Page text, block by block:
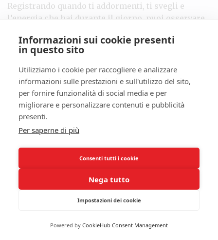
Registrando quando ti addormenti, ti svegli e
l’energia che hai durante il giorno, puoi osservare
dettagliato e informato.
sfruttare dispositivi smart per il monitoraggio del
sonno. Questi dispositivi forniscono dati in tempo
reale sulle tueabitudini di sonno, compresi i cicli
sonno profondo
, leggero e REM. I dati raccolti da
questi strumenti possono essere molto utili per la
valutazione clinica e ti danno un maggiore
controllo sulla tuasalute del sonno, permettendoti
di fare cambiamenti informati.
Strumenti diagnostici utilizzati da
professionisti
disturbo del sonno, ci sono diversi
Informazioni sui cookie presenti
in questo sito
Utilizziamo i cookie per raccogliere e analizzare
informazioni sulle prestazioni e sull'utilizzo del sito,
per fornire funzionalità di social media e per
migliorare e personalizzare contenuti e pubblicità
presenti.
Per saperne di più
Consenti tutti i cookie
Nega tutto
Impostazioni dei cookie
Powered by CookieHub Consent Management